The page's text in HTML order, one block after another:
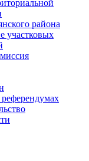
района
участковых
референдумах